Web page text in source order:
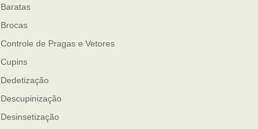
Baratas
Brocas
Controle de Pragas e Vetores
Cupins
Dedetização
Descupinização
Desinsetização